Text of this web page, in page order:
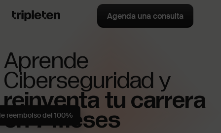
Agenda una consulta
Aprende
Ciberseguridad y
reinventa tu carrera
en 7 meses
reembolso del 100%